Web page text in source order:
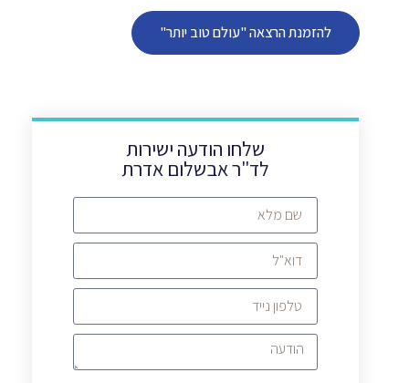
להזמנת הרצאה "עולם טוב יותר"
שלחו הודעה ישירות
לד"ר אבשלום אדרת